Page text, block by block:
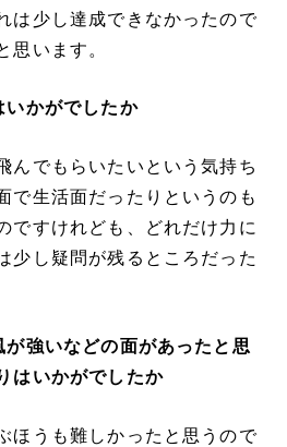
は少し達成できなかったので
思います。
かがでしたか
んでもらいたいという気持ち
で生活面だったりというのも
ですけれども、どれだけ力に
少し疑問が残るところだった
強いなどの面があったと思
はいかがでしたか
ほうも難しかったと思うので